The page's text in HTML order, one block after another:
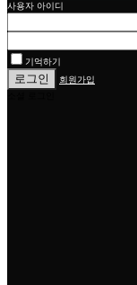
사용자 아이디
기억하기
회원가입